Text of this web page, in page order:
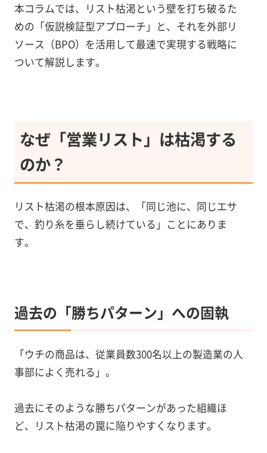
本コラムでは、リスト枯渇という壁を打ち破るた
めの「仮説検証型アプローチ」と、それを外部リ
ソース（BPO）を活用して最速で実現する戦略に
ついて解説します。
なぜ「営業リスト」は枯渇する
のか？
リスト枯渇の根本原因は、「同じ池に、同じエサ
で、釣り糸を垂らし続けている」ことにありま
す。
過去の「勝ちパターン」への固執
「ウチの商品は、従業員数300名以上の製造業の人
事部によく売れる」。
過去にそのような勝ちパターンがあった組織ほ
ど、リスト枯渇の罠に陥りやすくなります。